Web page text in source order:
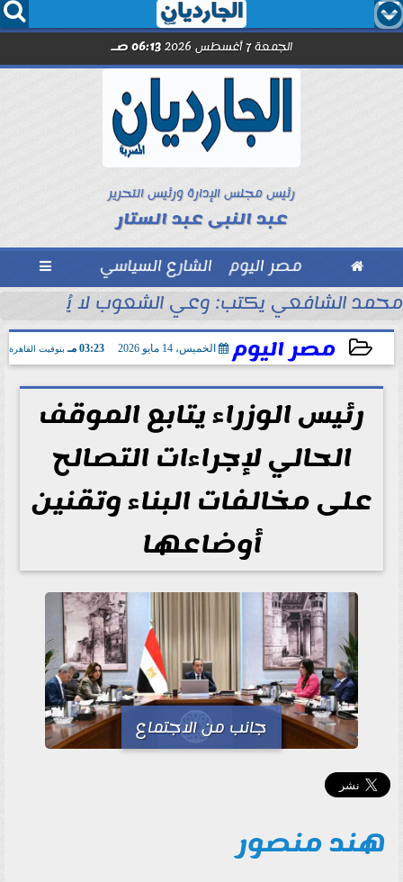
  
الجمعة 7 أغسطس 2026 06:13 صـ
رئيس مجلس الإدارة ورئيس التحرير
عبد النبى عبد الستار
 مصر اليوم الشارع السياسي 
صلاح.. اليوم
محمد الشافعي يكتب: وعي الشعوب لا يُقاس
مصر اليوم الخميس، 14 مايو 2026 03:23 مـ بتوقيت القاهرة
2026-05-14 15:23:17
رئيس الوزراء يتابع الموقف
الحالي لإجراءات التصالح
على مخالفات البناء وتقنين
أوضاعها
جانب من الاجتماع
هند منصور